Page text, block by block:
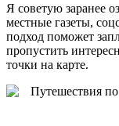
Я советую заранее
местные газеты,
подход поможет
пропустить
точки на карте.